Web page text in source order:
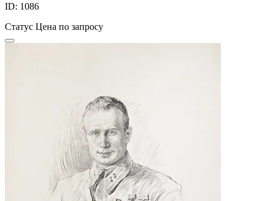
ID: 1086
Статус Цена по запросу